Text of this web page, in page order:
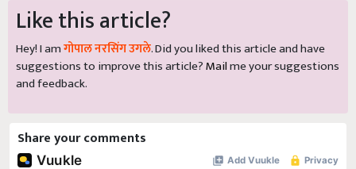
Like this article?
Hey! I amगोपाल नरसिंग उगले. Did you liked this article and have
suggestions to improve this article?Mailme your suggestions
and feedback.
Share your comments